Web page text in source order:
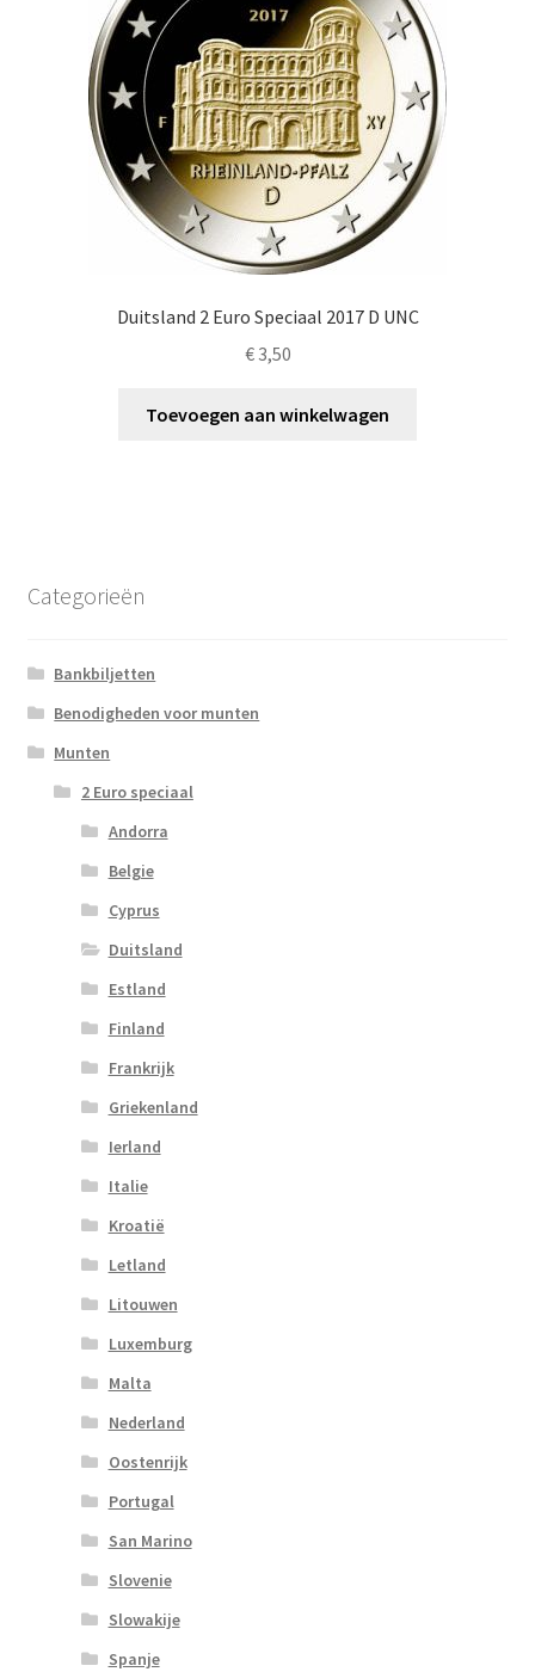
Duitsland 2 Euro Speciaal 2017 D UNC
€3,50
Toevoegen aan winkelwagen
Categorieën
Bankbiljetten
Benodigheden voor munten
Munten
2 Euro speciaal
Andorra
Belgie
Cyprus
Duitsland
Estland
Finland
Frankrijk
Griekenland
Ierland
Italie
Kroatië
Letland
Litouwen
Luxemburg
Malta
Nederland
Oostenrijk
Portugal
San Marino
Slovenie
Slowakije
Spanje